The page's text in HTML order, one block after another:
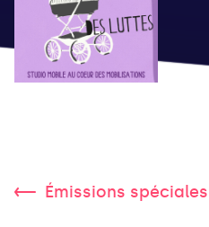
Émissions spéciales